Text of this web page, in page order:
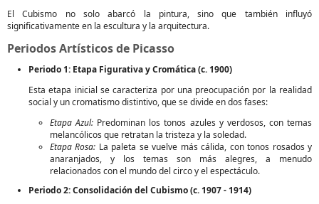
El Cubismo no solo abarcó la pintura, sino que también influyó
significativamente en la escultura y la arquitectura.
Periodos Artísticos de Picasso
Periodo 1: Etapa Figurativa y Cromática (c. 1900)
Esta etapa inicial se caracteriza por una preocupación por la realidad
social y un cromatismo distintivo, que se divide en dos fases:
Etapa Azul: Predominan los tonos azules y verdosos, con temas
melancólicos que retratan la tristeza y la soledad.
Etapa Rosa: La paleta se vuelve más cálida, con tonos rosados y
anaranjados, y los temas son más alegres, a menudo
relacionados con el mundo del circo y el espectáculo.
Periodo 2: Consolidación del Cubismo (c. 1907 - 1914)